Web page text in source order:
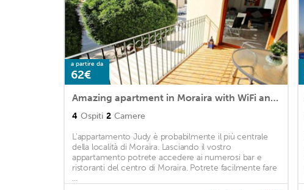
a partire da
62€
Amazing apartment in Moraira with WiFi and 2 Bedrooms
4 Ospiti 2 Camere
L'appartamento Judy è probabilmente il più centrale
della località di Moraira. Lasciando il vostro
appartamento potrete accedere ai numerosi bar e
ristoranti del centro di Moraira. Potrete facilmente fare
...